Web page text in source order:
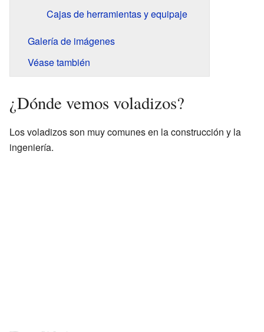
Cajas de herramientas y equipaje
Galería de imágenes
Véase también
¿Dónde vemos voladizos?
Los voladizos son muy comunes en la construcción y la
ingeniería.